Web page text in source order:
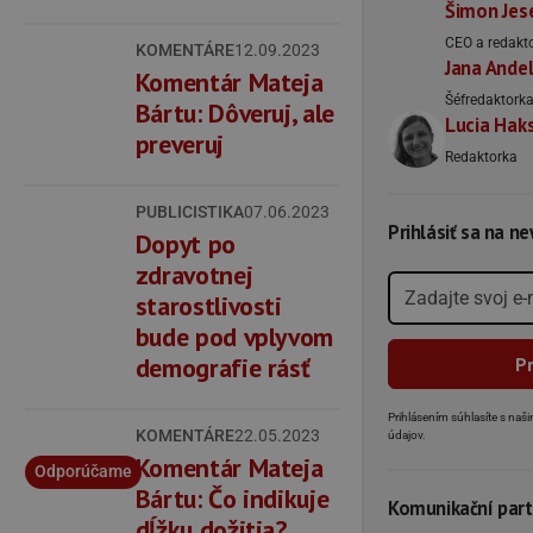
KOMENTÁRE12.09.2023
Komentár Mateja
Bártu: Dôveruj, ale
preveruj
PUBLICISTIKA07.06.2023
Dopyt po
zdravotnej
starostlivosti
bude pod vplyvom
demografie rásť
Odporúčame
KOMENTÁRE22.05.2023
Komentár Mateja
Bártu: Čo indikuje
Šimon
CEO a
Jana
Lucia
Redaktorka
Prihlásiť sa na
Prihlásením súhlasíte s
údajov.
Komunikační